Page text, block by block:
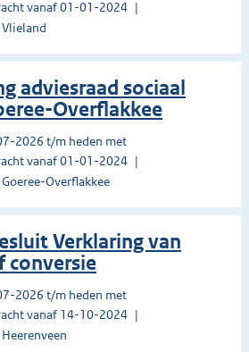
vanaf 01-01-2024
adviesraad sociaal
Overflakkee
2026 t/m heden met
vanaf 01-01-2024
Overflakkee
Verklaring van
conversie
2026 t/m heden met
vanaf 14-10-2024